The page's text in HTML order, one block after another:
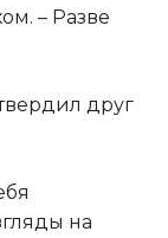
– Разве
друг
на